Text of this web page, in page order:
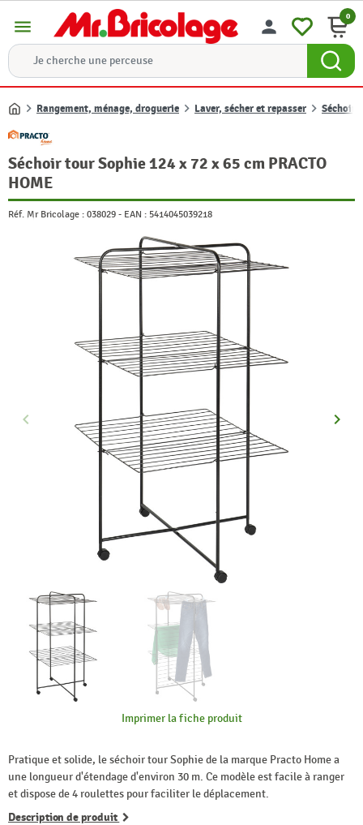
menu person 0
Accueil
Rangement, ménage, droguerie Laver, sécher et repasser Séchoir
Séchoir tour Sophie 124 x 72 x 65 cm PRACTO
HOME
Réf. Mr Bricolage : 038029 - EAN : 5414045039218
Précédent
keyboard_arrow_left keyboard_arrow_right
Imprimer la fiche produit
Pratique et solide, le séchoir tour Sophie de la marque Practo Home a
une longueur d'étendage d'environ 30 m. Ce modèle est facile à ranger
et dispose de 4 roulettes pour faciliter le déplacement.
Description de produit